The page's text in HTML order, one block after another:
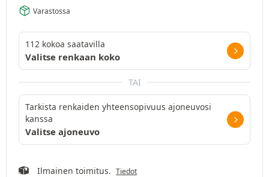
Varastossa
112 kokoa saatavilla
Valitse renkaan koko
TAI
Tarkista renkaiden yhteensopivuus ajoneuvosi
kanssa
Valitse ajoneuvo
Ilmainen toimitus. Tiedot